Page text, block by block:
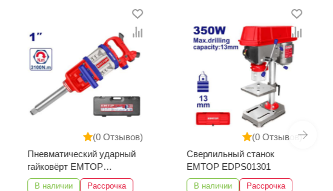
(0 Отзывов)
Пневматический ударный
гайковёрт EMTOP
EATL013101
В наличии Рассрочка
(0 Отзывов)
Сверлильный станок
EMTOP EDPS01301
В наличии Рассрочка